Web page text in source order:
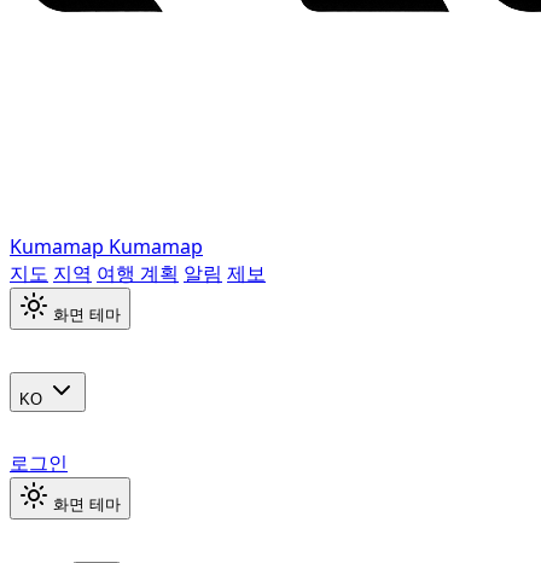
Kumamap Kumamap
지도 지역 여행 계획 알림 제보
화면 테마
KO
로그인
화면 테마